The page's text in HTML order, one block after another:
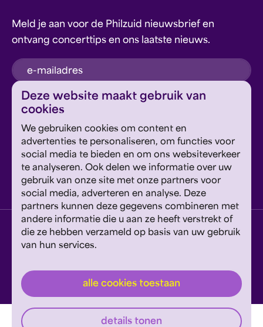
Deze website maakt gebruik van
cookies
We gebruiken cookies om content en
advertenties te personaliseren, om functies voor
social media te bieden en om ons websiteverkeer
te analyseren. Ook delen we informatie over uw
gebruik van onze site met onze partners voor
social media, adverteren en analyse. Deze
partners kunnen deze gegevens combineren met
andere informatie die u aan ze heeft verstrekt of
die ze hebben verzameld op basis van uw gebruik
van hun services.
alle cookies toestaan
details tonen
Meld je aan voor de Philzuid nieuwsbrief en
ontvang concerttips en ons laatste nieuws.
inschrijven
Google's Privacyverklaring en Servicevoorwaarden
van toepassing.
Geef om Philzuid en steun ons!
steun ons
privacyverklaring disclaimer cookies wijzigen
website door exitable
© philzuid